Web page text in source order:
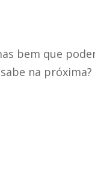
bem que
na próxima?